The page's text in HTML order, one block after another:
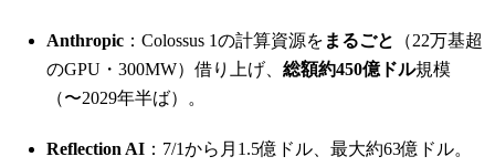
Anthropic ：Colossus 1の計算資源を まるごと
（22万基超
のGPU・300MW）借り上げ、 総額約450億ドル規模
（〜2029年半ば）。
Reflection AI ：7/1から月1.5億ドル、最大約63億ドル。